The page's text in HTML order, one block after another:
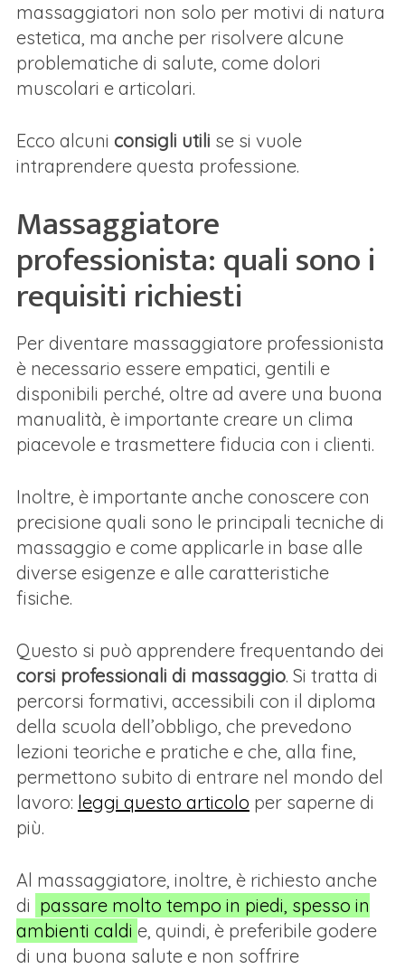
massaggiatori non solo per motivi di natura
estetica, ma anche per risolvere alcune
problematiche di salute, come dolori
muscolari e articolari.
Ecco alcuni consigli utili se si vuole
intraprendere questa professione.
Massaggiatore
professionista: quali sono i
requisiti richiesti
Per diventare massaggiatore professionista
è necessario essere empatici, gentili e
disponibili perché, oltre ad avere una buona
manualità, è importante creare un clima
piacevole e trasmettere fiducia con i clienti.
Inoltre, è importante anche conoscere con
precisione quali sono le principali tecniche di
massaggio e come applicarle in base alle
diverse esigenze e alle caratteristiche
fisiche.
Questo si può apprendere frequentando dei
corsi professionali di massaggio. Si tratta di
percorsi formativi, accessibili con il diploma
della scuola dell’obbligo, che prevedono
lezioni teoriche e pratiche e che, alla fine,
permettono subito di entrare nel mondo del
lavoro: leggi questo articolo per saperne di
più.
Al massaggiatore, inoltre, è richiesto anche
di passare molto tempo in piedi, spesso in
ambienti caldi e, quindi, è preferibile godere
di una buona salute e non soffrire